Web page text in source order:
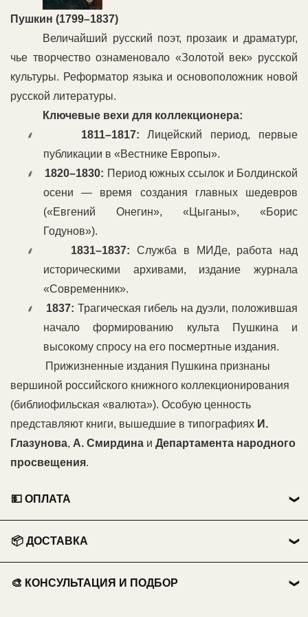
Пушкин (1799–1837)
Величайший русский поэт, прозаик и драматург,
чье творчество ознаменовало «Золотой век» русской
культуры. Реформатор языка и основоположник новой
русской литературы.
Ключевые вехи для коллекционера:
⸙ 1811–1817: Лицейский период, первые
публикации в «Вестнике Европы».
⸙ 1820–1830: Период южных ссылок и Болдинской
осени — время создания главных шедевров
(«Евгений Онегин», «Цыганы», «Борис
Годунов»).
⸙ 1831–1837: Служба в МИДе, работа над
историческими архивами, издание журнала
«Современник».
⸙ 1837: Трагическая гибель на дуэли, положившая
начало формированию культа Пушкина и
высокому спросу на его посмертные издания.
Прижизненные издания Пушкина признаны
вершиной российского книжного коллекционирования
(библиофильская «валюта»). Особую ценность
представляют книги, вышедшие в типографиях И.
Глазунова, А. Смирдина и Департамента народного
просвещения.
💵 ОПЛАТА
💳 Перевод на карту Сбербанка.
📱 Оплата по QR-коду .
📦 ДОСТАВКА
Бесплатно из нашего пункта выдачи.
🎨 КОНСУЛЬТАЦИЯ И ПОДБОР